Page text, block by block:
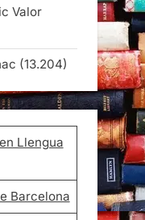
Valor
(13.204)
Llengua
Barcelona